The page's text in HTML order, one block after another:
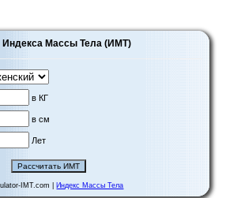
Индекса Массы Тела (ИМТ)
в КГ
в см
Лет
IMT.com | Индекс Массы Тела